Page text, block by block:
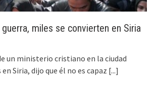
miles se convierten en Siria
un ministerio cristiano en la ciudad
Siria, dijo que él no es capaz [...]